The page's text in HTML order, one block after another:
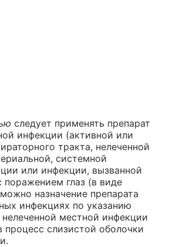
следует применять препарат
инфекции (активной или
тракта, нелеченной
системной
или инфекции, вызванной
поражением глаз (в виде
назначение препарата
инфекциях по указанию
местной инфекции
процесс слизистой оболочки